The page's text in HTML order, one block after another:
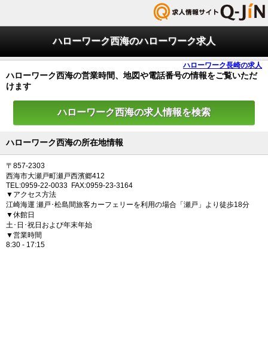
ハローワーク西海のハローワーク求人
ハローワーク長崎の求人
ハローワーク西海の営業時間、地図や電話番号の情報をご覧いただ
けます
ハローワーク西海の求人情報を検索
ハローワーク西海の所在地情報
〒857-2303
西海市大瀬戸町瀬戸西濱郷412
TEL:0959-22-0033 FAX:0959-23-3164
▼アクセス方法
江崎海運 瀬戸･松島間旅客カーフェリーを利用の場合「瀬戸」より徒歩18分
▼休館日
土･日･祝日および年末年始
▼営業時間
8:30 - 17:15